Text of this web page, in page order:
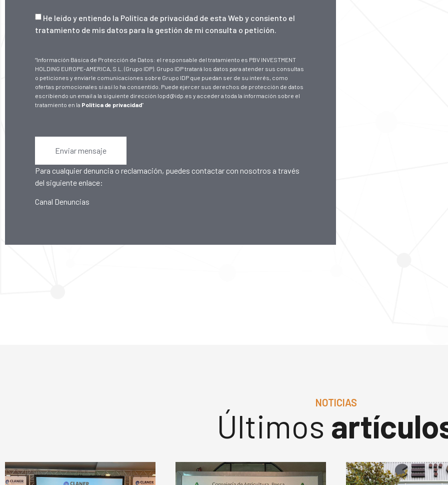
He leído y entiendo la Política de privacidad de esta Web y consiento el
tratamiento de mis datos para la gestión de mi consulta o petición.
“Información Básica de Protección de Datos: el responsable del tratamiento es PBV INVESTMENT
HOLDING EUROPE-AMERICA, S.L. (Grupo IDP). Grupo IDP tratará los datos para atender sus consultas
o peticiones y enviarle comunicaciones sobre Grupo IDP que puedan ser de su interés, como
ofertas promocionales si así lo ha consentido. Puede ejercer sus derechos de protección de datos
escribiendo un email a la siguiente dirección lopd@idp.es y acceder a toda la información sobre el
tratamiento en la Política de privacidad"
Enviar mensaje
Para cualquier denuncia o reclamación, puedes contactar con nosotros a través
del siguiente enlace:
Canal Denuncias
NOTICIAS
Últimos